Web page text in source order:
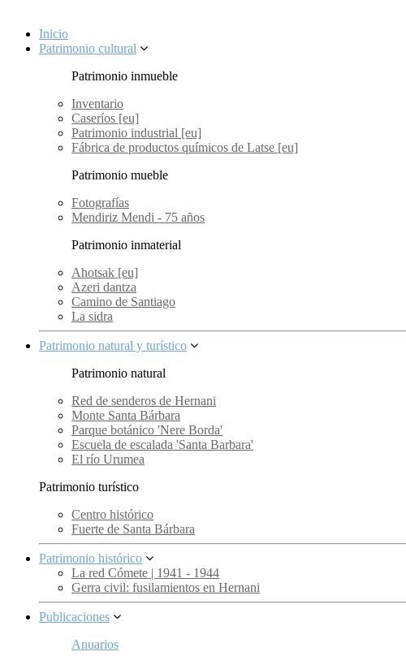
Inicio
Patrimonio cultural
Patrimonio inmueble
Inventario
Caseríos [eu]
Patrimonio industrial [eu]
Fábrica de productos químicos de Latse [eu]
Patrimonio mueble
Fotografías
Mendiriz Mendi - 75 años
Patrimonio inmaterial
Ahotsak [eu]
Azeri dantza
Camino de Santiago
La sidra
Patrimonio natural y turístico
Patrimonio natural
Red de senderos de Hernani
Monte Santa Bárbara
Parque botánico 'Nere Borda'
Escuela de escalada 'Santa Barbara'
El río Urumea
Patrimonio turístico
Centro histórico
Fuerte de Santa Bárbara
Patrimonio histórico
La red Cómete | 1941 - 1944
Gerra civil: fusilamientos en Hernani
Publicaciones
Anuarios